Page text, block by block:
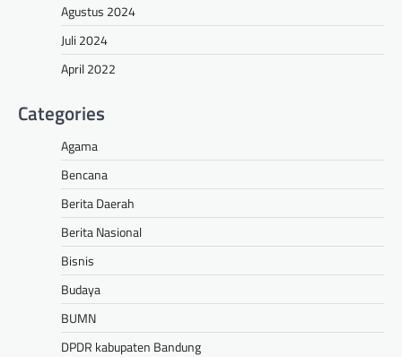
Agustus 2024
Juli 2024
April 2022
Categories
Agama
Bencana
Berita Daerah
Berita Nasional
Bisnis
Budaya
BUMN
DPDR kabupaten Bandung